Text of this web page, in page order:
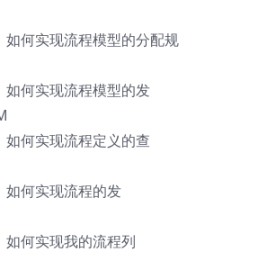
何实现流程模型的分配规
何实现流程模型的发
何实现流程定义的查
何实现流程的发
何实现我的流程列